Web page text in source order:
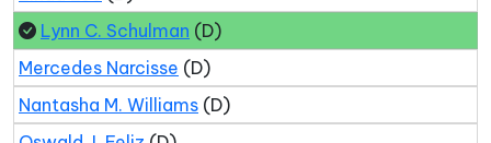
Lynn C. Schulman (D)
Mercedes Narcisse (D)
Nantasha M. Williams (D)